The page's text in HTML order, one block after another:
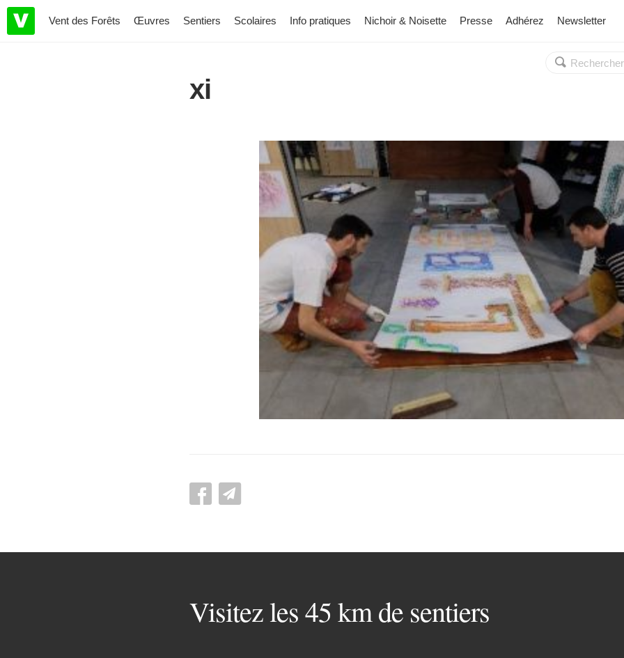
Vent des Forêts Œuvres Sentiers Scolaires Info pratiques Nichoir & Noisette Presse Adhérez Newsletter
Rechercher :
OK
xi
Visitez les 45 km de sentiers